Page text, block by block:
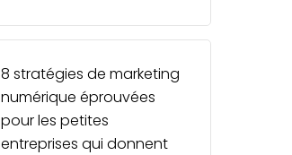
8 stratégies de marketing
numérique éprouvées
pour les petites
entreprises qui donnent